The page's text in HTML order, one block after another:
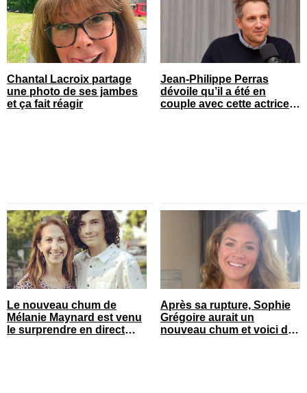
Chantal Lacroix partage
une photo de ses jambes
et ça fait réagir
Jean-Philippe Perras
dévoile qu’il a été en
couple avec cette actrice
Le nouveau chum de
Mélanie Maynard est venu
le surprendre en direct
Après sa rupture, Sophie
Grégoire aurait un
nouveau chum et voici de